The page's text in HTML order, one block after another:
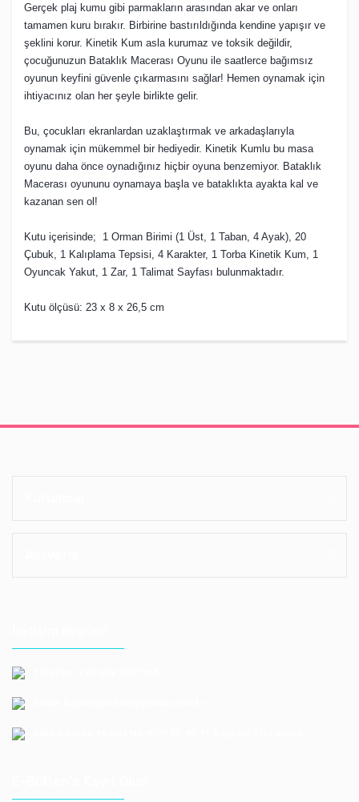
Gerçek plaj kumu gibi parmakların arasından akar ve onları
tamamen kuru bırakır. Birbirine bastırıldığında kendine yapışır ve
şeklini korur. Kinetik Kum asla kurumaz ve toksik değildir,
çocuğunuzun Bataklık Macerası Oyunu ile saatlerce bağımsız
oyunun keyfini güvenle çıkarmasını sağlar! Hemen oynamak için
ihtiyacınız olan her şeyle birlikte gelir.
Bu, çocukları ekranlardan uzaklaştırmak ve arkadaşlarıyla
oynamak için mükemmel bir hediyedir. Kinetik Kumlu bu masa
oyunu daha önce oynadığınız hiçbir oyuna benzemiyor. Bataklık
Macerası oyununu oynamaya başla ve bataklıkta ayakta kal ve
kazanan sen ol!
Kutu içerisinde; 1 Orman Birimi (1 Üst, 1 Taban, 4 Ayak), 20
Çubuk, 1 Kalıplama Tepsisi, 4 Karakter, 1 Torba Kinetik Kum, 1
Oyuncak Yakut, 1 Zar, 1 Talimat Sayfası bulunmaktadır.
Kutu ölçüsü: 23 x 8 x 26,5 cm